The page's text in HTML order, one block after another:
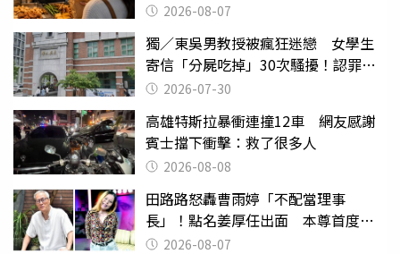
2026-08-07
獨／東吳男教授被瘋狂迷戀 女學生
寄信「分屍吃掉」30次騷擾！認罪免
關 2026-07-30
高雄特斯拉暴衝連撞12車 網友感謝
賓士擋下衝擊：救了很多人
2026-08-08
田路路怒轟曹雨婷「不配當理事
長」！點名姜厚任出面 本尊首度回
應了2026-08-07